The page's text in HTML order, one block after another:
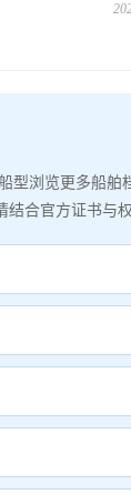
型浏览更多船舶
合官方证书与